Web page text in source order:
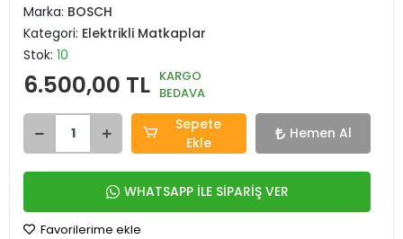
Marka: BOSCH
Kategori: Elektrikli Matkaplar
Stok: 10
6.500,00 TL KARGO
BEDAVA
Sepete
Ekle
Hemen Al
WHATSAPP İLE SİPARİŞ VER
Favorilerime ekle